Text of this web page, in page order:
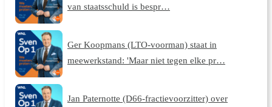
van staatsschuld is bespr…
Ger Koopmans (LTO-voorman) staat in
meewerkstand: 'Maar niet tegen elke pr…
Jan Paternotte (D66-fractievoorzitter) over